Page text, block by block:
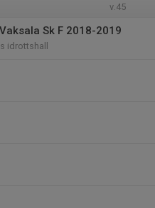
v.45
Sk F 2018-2019
idrottshall